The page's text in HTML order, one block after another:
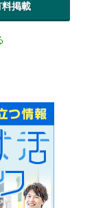
料掲載